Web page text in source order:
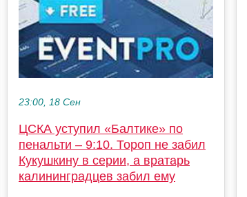
23:00, 18 Сен
ЦСКА уступил «Балтике» по
пенальти – 9:10. Тороп не забил
Кукушкину в серии, а вратарь
калининградцев забил ему